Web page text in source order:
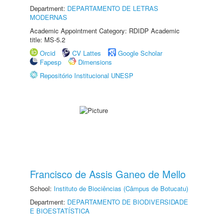
Department: DEPARTAMENTO DE LETRAS
MODERNAS
Academic Appointment Category: RDIDP Academic
title: MS-5.2
Orcid
CV Lattes
Google Scholar
Fapesp
Dimensions
Repositório Institucional UNESP
Francisco de Assis Ganeo de Mello
School: Instituto de Biociências (Câmpus de Botucatu)
Department: DEPARTAMENTO DE BIODIVERSIDADE
E BIOESTATÍSTICA